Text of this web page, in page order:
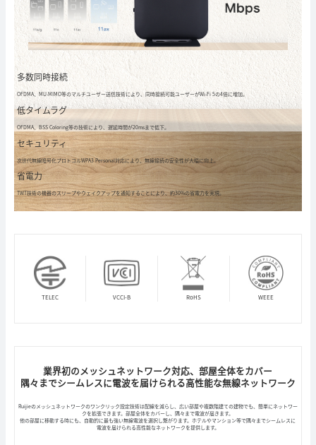
多数同時接続
OFDMA、MU-MIMO等のマルチユーザー送信技術により、同時接続可能ユーザーがWi-Fi 5の4倍に増加。
低タイムラグ
OFDMA、BSS Coloring等の技術により、遅延時間が20msまで低下。
セキュリティ
次世代無線暗号化プロトコルWPA3 Personal対応により、無線接続の安全性が大幅に向上。
省電力
TWT技術の機器のスリープやウェイクアップを通知することにより、約30%の省電力を実現。
TELEC VCCI-B RoHS WEEE
業界初のメッシュネットワーク対応、部屋全体をカバー
隅々までシームレスに電波を届けられる高性能な無線ネットワーク
Ruijieのメッシュネットワークのワンクリック設定技術は配線を減らし、広い部屋や複数階建ての建物でも、簡単にネットワー
クを拡張できます。部屋全体をカバーし、隅々まで電波が届きます。
他の部屋に移動する時にも、自動的に最も強い無線電波を選択し繋がります。ホテルやマンション等で隅々までシームレスに
電波を届けられる高性能なネットワークを提供します。